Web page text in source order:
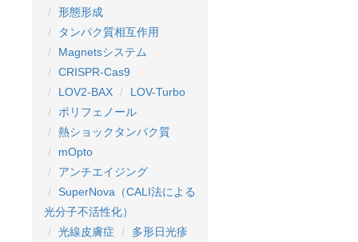
形態形成
タンパク質相互作用
Magnetsシステム
CRISPR-Cas9
LOV2-BAX
LOV-Turbo
ポリフェノール
熱ショックタンパク質
mOpto
アンチエイジング
SuperNova（CALI法による
光分子不活性化）
光線皮膚症
多形日光疹